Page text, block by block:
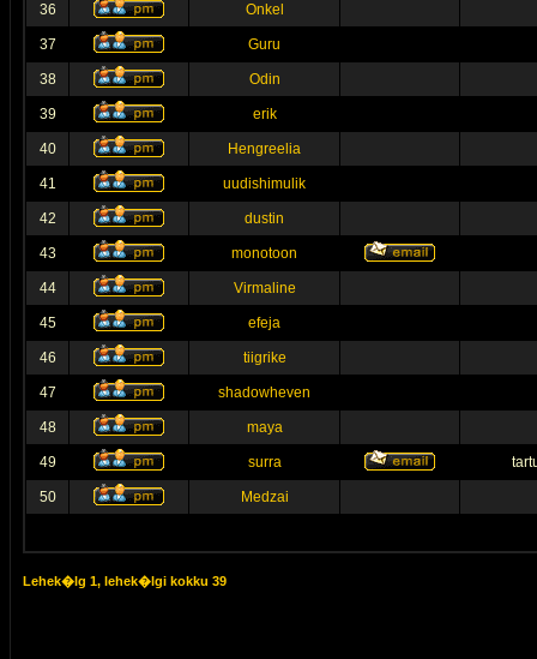
36 Onkel
37 Guru
38 Odin
39 erik
40 Hengreelia
41 uudishimulik
42 dustin
43 monotoon
44 Virmaline
45 efeja
46 tiigrike
47 shadowheven
48 maya
49 surra
50 Medzai
Lehek�lg 1, lehek�lgi kokku 39